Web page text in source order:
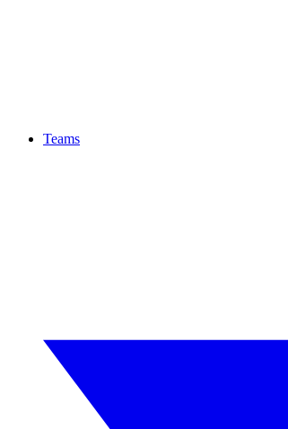
Teams